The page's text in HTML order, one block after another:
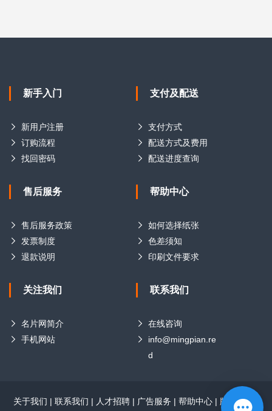
新手入门
新用户注册
订购流程
找回密码
支付及配送
支付方式
配送方式及费用
配送进度查询
售后服务
售后服务政策
发票制度
退款说明
帮助中心
如何选择纸张
色差须知
印刷文件要求
关注我们
名片网简介
手机网站
联系我们
在线咨询
info@mingpian.re
d
关于我们 | 联系我们 | 人才招聘 | 广告服务 | 帮助中心 | 版权声明